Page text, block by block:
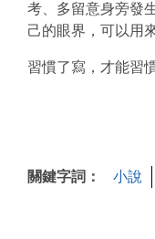
考、多留意身旁發
己的眼界，可以用
習慣了寫，才能習
關鍵字詞： 小說